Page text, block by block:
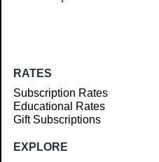
RATES
Subscription Rates
Educational Rates
Gift Subscriptions
EXPLORE